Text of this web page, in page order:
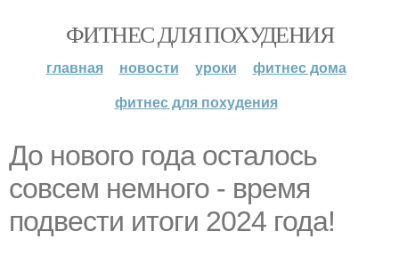
ФИТНЕС ДЛЯ ПОХУДЕНИЯ
главная новости уроки
фитнес дома
фитнес для похудения
До нового года осталось
совсем немного - время
подвести итоги 2024 года!